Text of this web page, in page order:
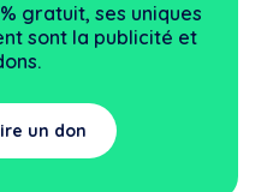
gratuit, ses uniques
sont la publicité et
un don